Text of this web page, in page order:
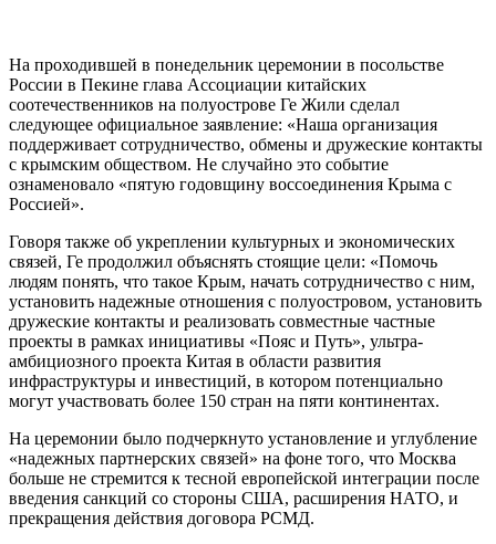
На проходившей в понедельник церемонии в посольстве
России в Пекине глава Ассоциации китайских
соотечественников на полуострове Ге Жили сделал
следующее официальное заявление: «Наша организация
поддерживает сотрудничество, обмены и дружеские контакты
с крымским обществом. Не случайно это событие
ознаменовало «пятую годовщину воссоединения Крыма с
Россией».
Говоря также об укреплении культурных и экономических
связей, Ге продолжил объяснять стоящие цели: «Помочь
людям понять, что такое Крым, начать сотрудничество с ним,
установить надежные отношения с полуостровом, установить
дружеские контакты и реализовать совместные частные
проекты в рамках инициативы «Пояс и Путь», ультра-
амбициозного проекта Китая в области развития
инфраструктуры и инвестиций, в котором потенциально
могут участвовать более 150 стран на пяти континентах.
На церемонии было подчеркнуто установление и углубление
«надежных партнерских связей» на фоне того, что Москва
больше не стремится к тесной европейской интеграции после
введения санкций со стороны США, расширения НАТО, и
прекращения действия договора РСМД.